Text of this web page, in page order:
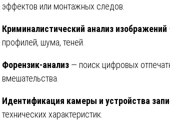
эффектов или монтажных следов.
Криминалистический анализ изображений
профилей, шума, теней.
Форензик-анализ — поиск цифровых
вмешательства.
Идентификация камеры и устройства
технических характеристик.